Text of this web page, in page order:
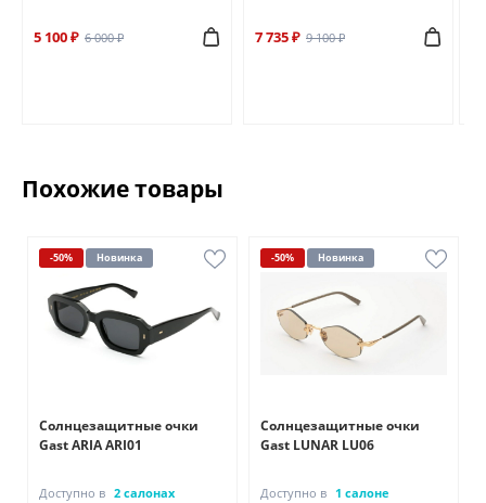
5 100 ₽ 6 000 ₽ 7 735 ₽ 9 100 ₽
Похожие товары
-50% Новинка
Солнцезащитные очки
Gast ARIA ARI01
Доступно в 2 салонах
-50% Новинка
Солнцезащитные очки
Gast LUNAR LU06
Доступно в 1 салоне